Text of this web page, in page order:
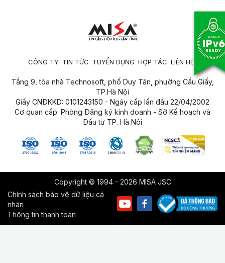
CÔNG TY TIN TỨC TUYỂN DỤNG HỢP TÁC LIÊN HỆ
Tầng 9, tòa nhà Technosoft, phố Duy Tân, phường Cầu Giấy,
TP.Hà Nội
Giấy CNĐKKD: 0101243150 - Ngày cấp lần đầu 22/04/2002
Cơ quan cấp: Phòng Đăng ký kinh doanh - Sở Kế hoạch và
Đầu tư TP. Hà Nội
Copyright © 1994 - 2026 MISA JSC
Chính sách bảo vệ dữ liệu cá
nhân
Thông tin thanh toán